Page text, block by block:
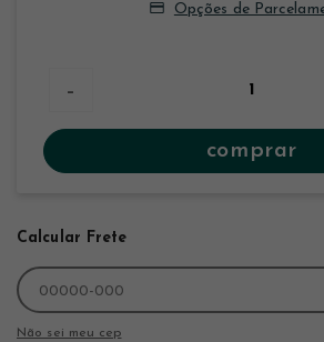
Opções de
-
comprar
Calcular Frete
Não sei meu cep